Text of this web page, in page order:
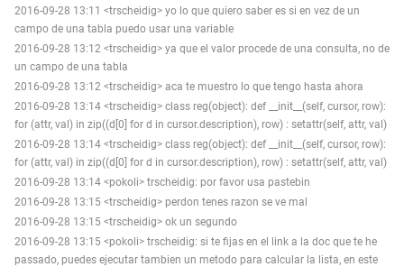
2016-09-28 13:11 <trscheidig> yo lo que quiero saber es si en vez de un
campo de una tabla puedo usar una variable
2016-09-28 13:12 <trscheidig> ya que el valor procede de una consulta, no de
un campo de una tabla
2016-09-28 13:12 <trscheidig> aca te muestro lo que tengo hasta ahora
2016-09-28 13:14 <trscheidig> class reg(object): def __init__(self, cursor, row):
for (attr, val) in zip((d[0] for d in cursor.description), row) : setattr(self, attr, val)
2016-09-28 13:14 <trscheidig> class reg(object): def __init__(self, cursor, row):
for (attr, val) in zip((d[0] for d in cursor.description), row) : setattr(self, attr, val)
2016-09-28 13:14 <pokoli> trscheidig: por favor usa pastebin
2016-09-28 13:15 <trscheidig> perdon tenes razon se ve mal
2016-09-28 13:15 <trscheidig> ok un segundo
2016-09-28 13:15 <pokoli> trscheidig: si te fijas en el link a la doc que te he
passado, puedes ejecutar tambien un metodo para calcular la lista, en este